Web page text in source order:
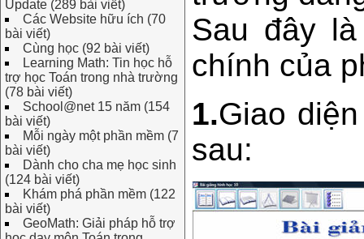
Update (289 bài viết)
Các Website hữu ích (70
bài viết)
Cùng học (92 bài viết)
Learning Math: Tin học hỗ
trợ học Toán trong nhà trường
(78 bài viết)
School@net 15 năm (154
bài viết)
Mỗi ngày một phần mềm (7
bài viết)
Dành cho cha mẹ học sinh
(124 bài viết)
Khám phá phần mềm (122
bài viết)
GeoMath: Giải pháp hỗ trợ
Sau đây
chính của
1.Giao
sau: